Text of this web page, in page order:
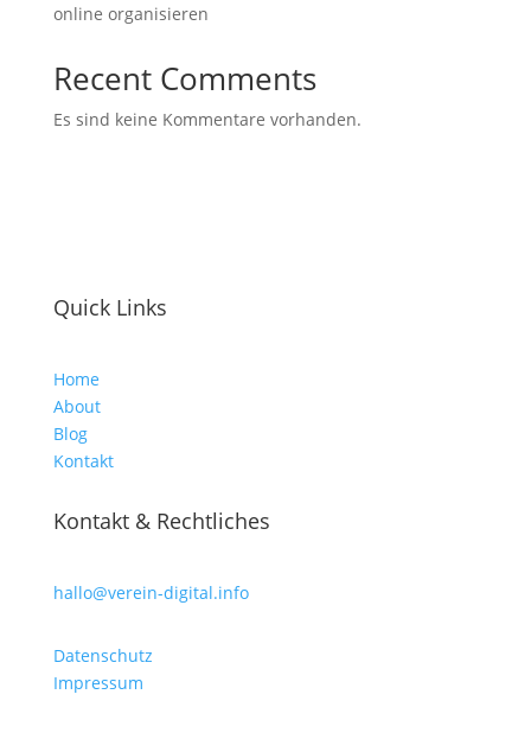
online organisieren
Recent Comments
Es sind keine Kommentare vorhanden.
Quick Links
Home
About
Blog
Kontakt
Kontakt & Rechtliches
hallo@verein-digital.info
Datenschutz
Impressum